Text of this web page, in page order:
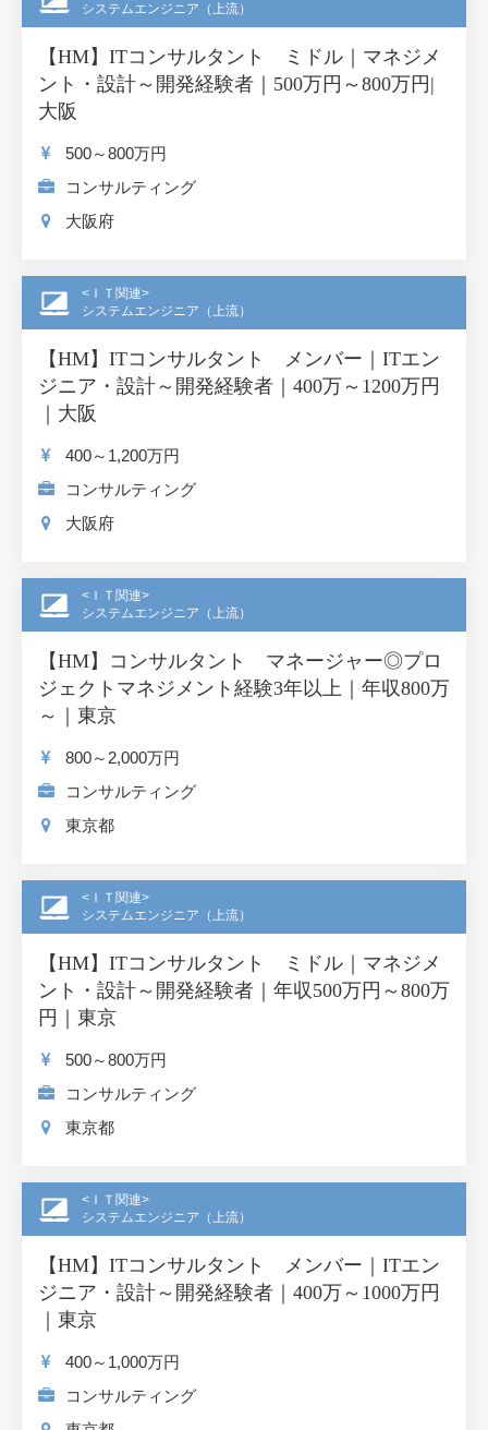
システムエンジニア（上流）
【HM】ITコンサルタント ミドル｜マネジメ
ント・設計～開発経験者｜500万円～800万円|
大阪
500～800万円
コンサルティング
大阪府
<ＩＴ関連>
システムエンジニア（上流）
【HM】ITコンサルタント メンバー｜ITエン
ジニア・設計～開発経験者｜400万～1200万円
｜大阪
400～1,200万円
コンサルティング
大阪府
<ＩＴ関連>
システムエンジニア（上流）
【HM】コンサルタント マネージャー◎プロ
ジェクトマネジメント経験3年以上｜年収800万
～｜東京
800～2,000万円
コンサルティング
東京都
<ＩＴ関連>
システムエンジニア（上流）
【HM】ITコンサルタント ミドル｜マネジメ
ント・設計～開発経験者｜年収500万円～800万
円｜東京
500～800万円
コンサルティング
東京都
<ＩＴ関連>
システムエンジニア（上流）
【HM】ITコンサルタント メンバー｜ITエン
ジニア・設計～開発経験者｜400万～1000万円
｜東京
400～1,000万円
コンサルティング